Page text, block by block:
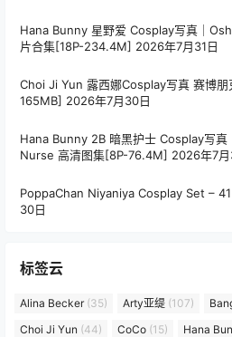
Hana Bunny 星野爱 Cosplay写真｜
片合集[18P-234.4M] 2026年7月31日
Choi Ji Yun 露西娜Cosplay写真 赛博
165MB] 2026年7月30日
Hana Bunny 2B 暗黑护士 Cosplay写
Nurse 高清图集[8P-76.4M] 2026年7
PoppaChan Niyaniya Cosplay Set –
30日
标签云
Alina Becker(35) Arty亚缇 (107)
Choi Ji Yun (44) CoCo (15) Hana